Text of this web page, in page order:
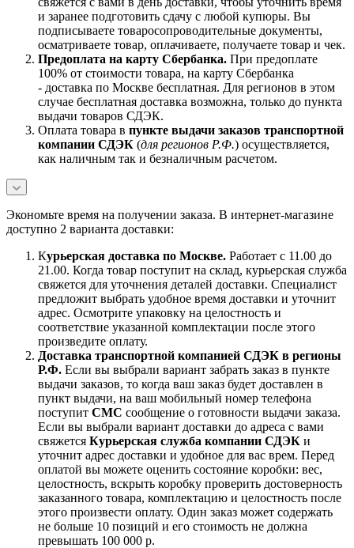
и заранее подготовить сдачу с любой купюры. Вы
подписываете товаросопроводительные документы,
осматриваете товар, оплачиваете, получаете товар и чек.
Предоплата на карту Сбербанка. При предоплате
100% от стоимости товара, на карту Сбербанка
- доставка по Москве бесплатная. Для регионов в этом
случае бесплатная доставка возможна, только до пункта
выдачи товаров СДЭК.
Оплата товара в пункте выдачи заказов транспортной
компании СДЭК (для регионов Р.Ф.) осуществляется,
как наличным так и безналичным расчетом.
Экономьте время на получении заказа. В интернет-магазине
доступно 2 варианта доставки:
Курьерская доставка по Москве. Работает с 11.00 до
21.00. Когда товар поступит на склад, курьерская служба
свяжется для уточнения деталей доставки. Специалист
предложит выбрать удобное время доставки и уточнит
адрес. Осмотрите упаковку на целостность и
соответствие указанной комплектации после этого
произведите оплату.
Доставка транспортной компанией СДЭК в регионы
Р.Ф. Если вы выбрали вариант забрать заказ в пункте
выдачи заказов, то когда ваш заказ будет доставлен в
пункт выдачи, на ваш мобильный номер телефона
поступит СМС сообщение о готовности выдачи заказа.
Если вы выбрали вариант доставки до адреса с вами
свяжется Курьерская служба компании СДЭК и
уточнит адрес доставки и удобное для вас врем. Перед
оплатой вы можете оценить состояние коробки: вес,
целостность, вскрыть коробку проверить достоверность
заказанного товара, комплектацию и целостность после
этого произвести оплату. Один заказ может содержать
не больше 10 позиций и его стоимость не должна
превышать 100 000 р.